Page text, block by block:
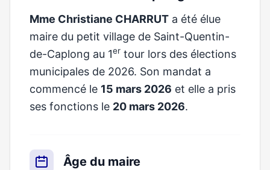
Mme Christiane CHARRUT a été élue
maire du petit village de Saint-Quentin-
de-Caplong au 1er tour lors des élections
municipales de 2026. Son mandat a
commencé le 15 mars 2026 et elle a pris
ses fonctions le 20 mars 2026.
Âge du maire